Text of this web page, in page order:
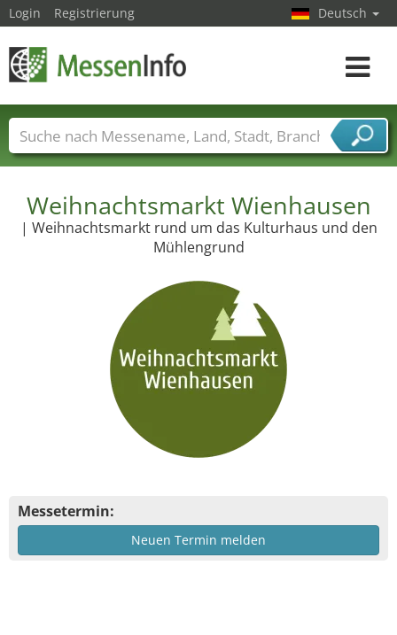
Weihnachtsmarkt Wienhausen
| Weihnachtsmarkt rund um das Kulturhaus und den
Mühlengrund
Messetermin:
Neuen Termin melden
Login Registrierung Deutsch
Toggle
Messenamen Länder Städte
Branchen